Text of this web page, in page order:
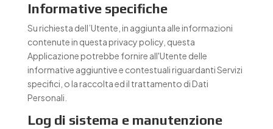
Informative specifiche
Su richiesta dell’Utente, in aggiunta alle informazioni
contenute in questa privacy policy, questa
Applicazione potrebbe fornire all'Utente delle
informative aggiuntive e contestuali riguardanti Servizi
specifici, o la raccolta ed il trattamento di Dati
Personali.
Log di sistema e manutenzione